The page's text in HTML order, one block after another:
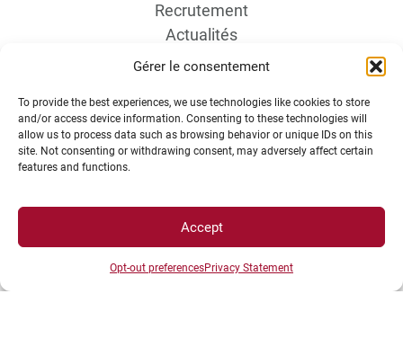
Gérer le consentement
To provide the best experiences, we use technologies like cookies to store
and/or access device information. Consenting to these technologies will
allow us to process data such as browsing behavior or unique IDs on this
site. Not consenting or withdrawing consent, may adversely affect certain
features and functions.
Accept
Opt-out preferencesPrivacy Statement
Recrutement
Actualités
Boutique
INFORMATIONS LÉGALES